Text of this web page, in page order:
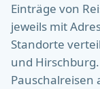
Einträge von
jeweils mit
Standorte
und
Pauschalreisen